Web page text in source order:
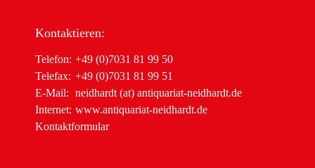
Kontaktieren:
Telefon: +49 (0)7031 81 99 50
Telefax: +49 (0)7031 81 99 51
E-Mail: neidhardt (at) antiquariat-neidhardt.de
Internet: www.antiquariat-neidhardt.de
Kontaktformular